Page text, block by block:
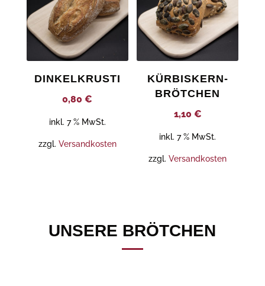
DINKELKRUSTI
0,80€
inkl. 7 % MwSt.
zzgl. Versandkosten
KÜRBISKERN-
BRÖTCHEN
1,10 €
inkl. 7 % MwSt.
zzgl.Versandkosten
UNSERE BRÖTCHEN